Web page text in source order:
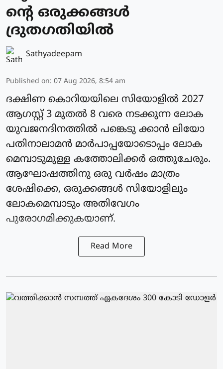
ന്റെ ഒരുക്കങ്ങള്‍
ദ്രുതഗതിയില്‍
Sathyadeepam
Published on: 07 Aug 2026, 8:54 am
ദക്ഷിണ കൊറിയയിലെ സിയോളില്‍ 2027
ആഗസ്റ്റ് 3 മുതല്‍ 8 വരെ നടക്കുന്ന ലോക
യുവജനദിനത്തില്‍ പങ്കെടു ക്കാന്‍ ലിയോ
പതിനാലാമന്‍ മാര്‍പാപ്പയോടൊപ്പം ലോക
മെമ്പാടുമുള്ള കത്തോലിക്കര്‍ ഒത്തുചേരും.
ആഘോഷത്തിനു ഒരു വര്‍ഷം മാത്രം
ശേഷിക്കെ, ഒരുക്കങ്ങള്‍ സിയോളിലും
ലോകമെമ്പാടും അതിവേഗം
പുരോഗമിക്കുകയാണ്.
Read More